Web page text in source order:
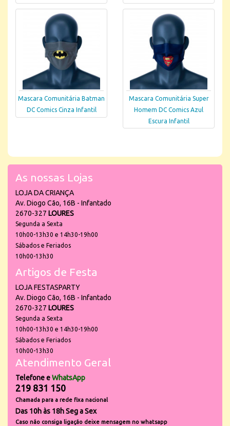
Mascara Comunitária Batman
DC Comics Cinza Infantil
Mascara Comunitária Super
Homem DC Comics Azul
Escura Infantil
As nossas Lojas
LOJA DA CRIANÇA
Av. Diogo Cão, 16B - Infantado
2670-327 LOURES
Segunda a Sexta
10h00-13h30 e 14h30-19h00
Sábados e Feriados
10h00-13h30
Artigos de Festa
LOJA FESTASPARTY
Av. Diogo Cão, 16B - Infantado
2670-327 LOURES
Segunda a Sexta
10h00-13h30 e 14h30-19h00
Sábados e Feriados
10h00-13h30
Atendimento Geral
Telefone eWhatsApp
219 831 150
Chamada para a rede fixa nacional
Das 10h às 18h Seg a Sex
Caso não consiga ligação deixe mensagem no whatsapp